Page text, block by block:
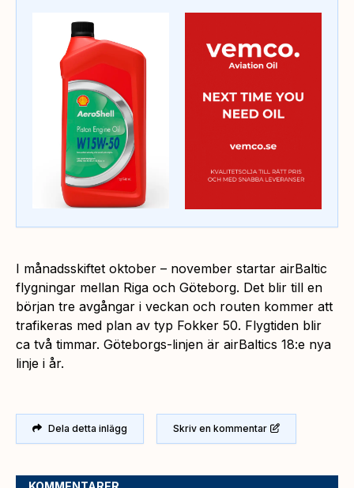
I månadsskiftet oktober – november startar airBaltic
flygningar mellan Riga och Göteborg. Det blir till en
början tre avgångar i veckan och routen kommer att
trafikeras med plan av typ Fokker 50. Flygtiden blir
ca två timmar. Göteborgs-linjen är airBaltics 18:e nya
linje i år.
Dela detta inlägg Skriv en kommentar